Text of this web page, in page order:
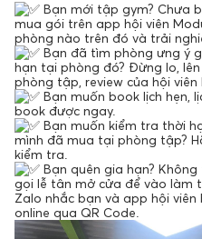
Bạn mới tập gym? Chưa
mua gói trên app hội viên
phòng nào trên đó và trải
Bạn đã tìm phòng ưng ý
hạn tại phòng đó? Đừng lo,
phòng tập, review của hội viên
Bạn muốn book lịch hẹn,
book được ngay.
Bạn muốn kiểm tra thời
mình đã mua tại phòng tập?
kiểm tra.
Bạn quên gia hạn?
gọi lễ tân mở cửa để vào làm
Zalo nhắc bạn và app hội
online qua QR Code.